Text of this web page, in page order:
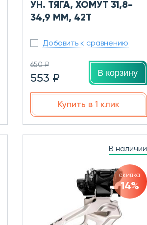
УН. ТЯГА, ХОМУТ 31,8-
34,9 ММ, 42T
Добавить к сравнению
650 ₽
553 ₽ В корзину
Купить в 1 клик
В наличии
скидка
14%